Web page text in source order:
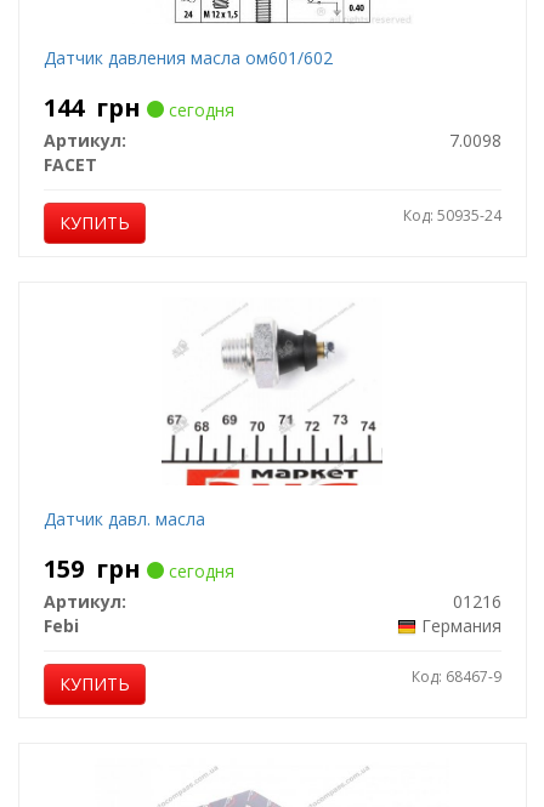
Датчик давления масла ом601/602
144 грн
сегодня
Артикул:
7.0098
FACET
КУПИТЬ Код: 50935-24
Датчик давл. масла
159 грн
сегодня
Артикул:
01216
Febi
Германия
КУПИТЬ Код: 68467-9